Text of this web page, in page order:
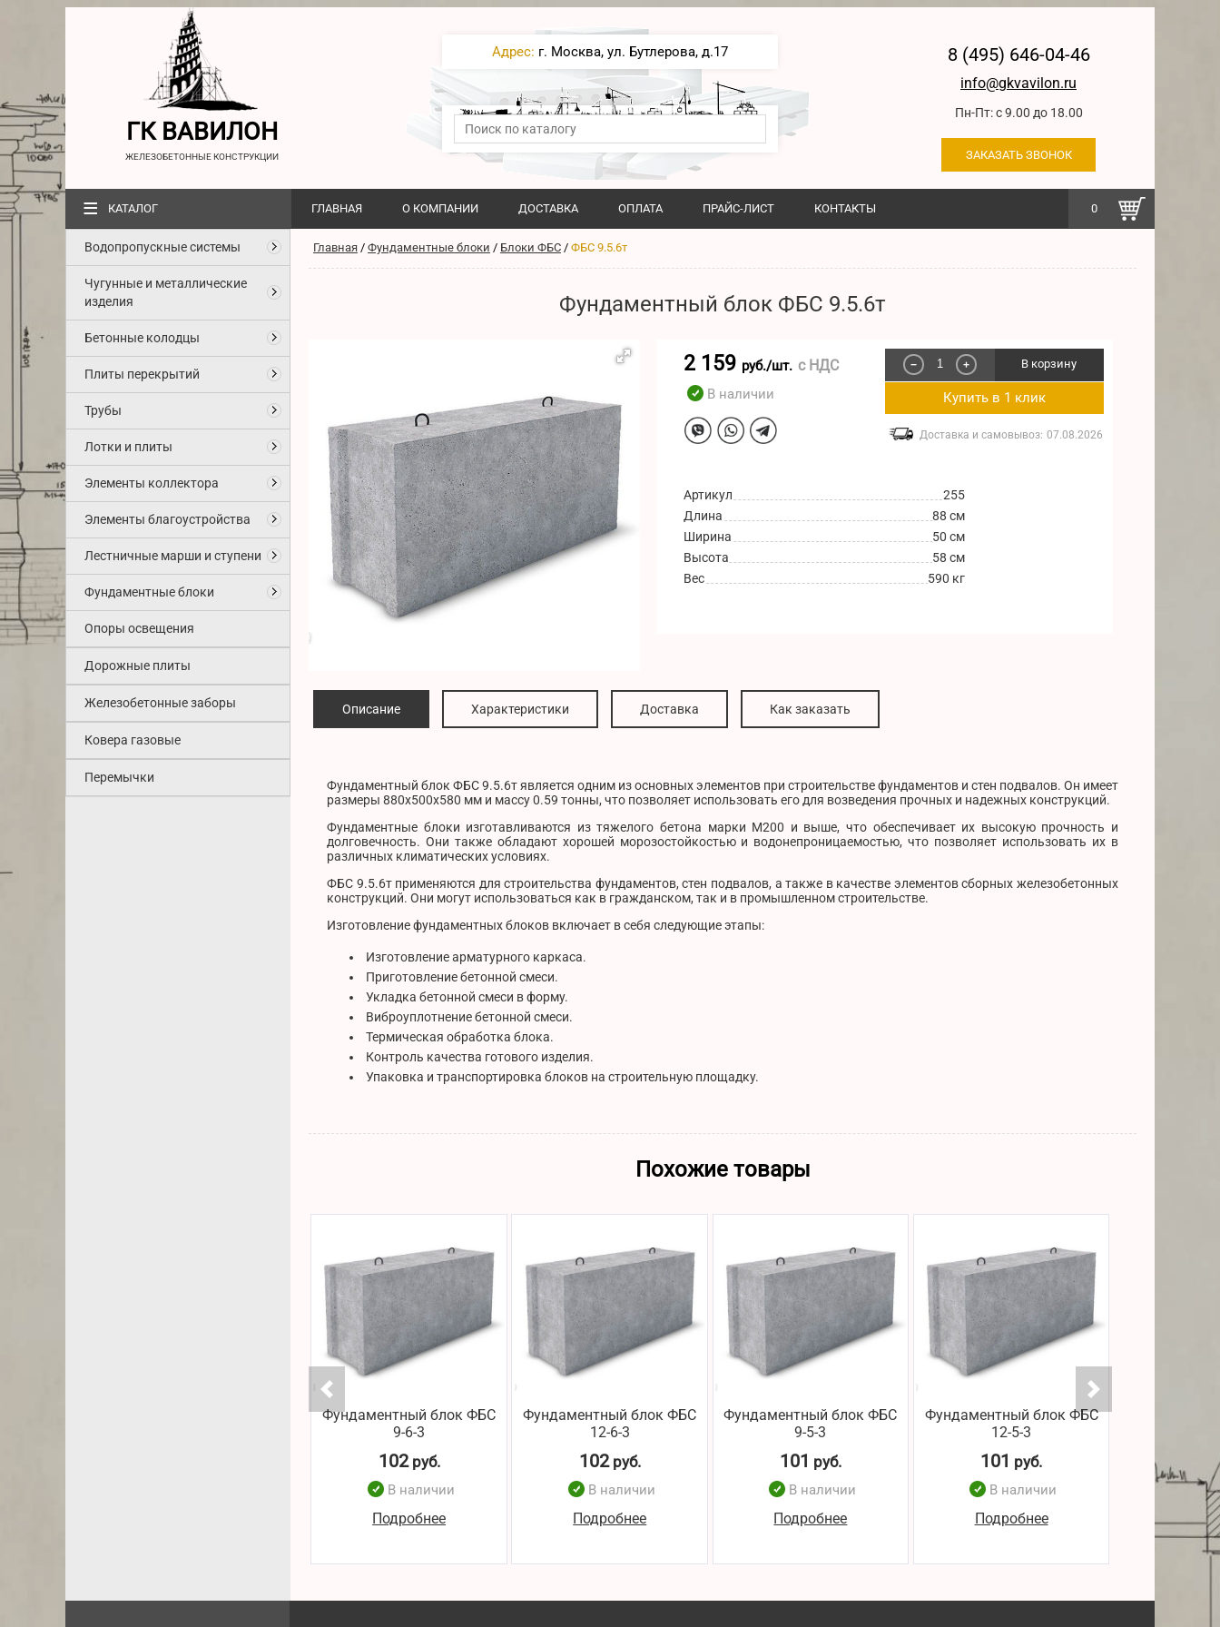
ГК ВАВИЛОН
ЖЕЛЕЗОБЕТОННЫЕ КОНСТРУКЦИИ
Адрес: г. Москва, ул. Бутлерова, д.17 8 (495) 646-04-46
info@gkvavilon.ru
Пн-Пт: с 9.00 до 18.00
ЗАКАЗАТЬ ЗВОНОК
0
≡ КАТАЛОГ ГЛАВНАЯ О КОМПАНИИ ДОСТАВКА ОПЛАТА ПРАЙС-ЛИСТ КОНТАКТЫ
Водопропускные системы
Чугунные и металлические
изделия
Бетонные колодцы
Плиты перекрытий
Трубы
Лотки и плиты
Элементы коллектора
Элементы благоустройства
Лестничные марши и ступени
Фундаментные блоки
Опоры освещения
Дорожные плиты
Железобетонные заборы
Ковера газовые
Перемычки
Главная / Фундаментные блоки / Блоки ФБС / ФБС 9.5.6т
Фундаментный блок ФБС 9.5.6т
2 159 руб./шт. с НДС
В наличии
− + В корзину
Купить в 1 клик
Доставка и самовывоз: 07.08.2026
Артикул
255
Длина
88 см
Ширина
50 см
Высота
58 см
Вес
590 кг
Описание Характеристики Доставка Как заказать
Фундаментный блок ФБС 9.5.6т является одним из основных элементов при строительстве фундаментов и стен подвалов. Он имеет
размеры 880x500x580 мм и массу 0.59 тонны, что позволяет использовать его для возведения прочных и надежных конструкций.
Фундаментные блоки изготавливаются из тяжелого бетона марки М200 и выше, что обеспечивает их высокую прочность и
долговечность. Они также обладают хорошей морозостойкостью и водонепроницаемостью, что позволяет использовать их в
различных климатических условиях.
ФБС 9.5.6т применяются для строительства фундаментов, стен подвалов, а также в качестве элементов сборных железобетонных
конструкций. Они могут использоваться как в гражданском, так и в промышленном строительстве.
Изготовление фундаментных блоков включает в себя следующие этапы:
Изготовление арматурного каркаса.
Приготовление бетонной смеси.
Укладка бетонной смеси в форму.
Виброуплотнение бетонной смеси.
Термическая обработка блока.
Контроль качества готового изделия.
Упаковка и транспортировка блоков на строительную площадку.
Похожие товары
Фундаментный блок ФБС
9-6-3
102руб.
В наличии
Подробнее
Фундаментный блок ФБС
12-6-3
102руб.
В наличии
Подробнее
Фундаментный блок ФБС
9-5-3
101 руб.
В наличии
Подробнее
Фундаментный блок ФБС
12-5-3
101 руб.
В наличии
Подробнее
В